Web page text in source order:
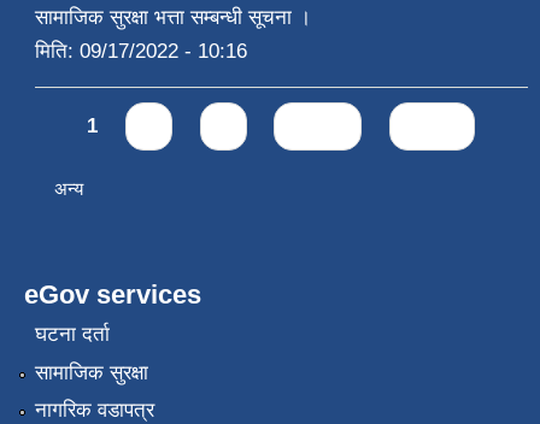
सामाजिक सुरक्षा भत्ता सम्बन्धी सूचना ।
मिति: 09/17/2022 - 10:16
Pages
1
अन्य
eGov services
घटना दर्ता
सामाजिक सुरक्षा
नागरिक वडापत्र